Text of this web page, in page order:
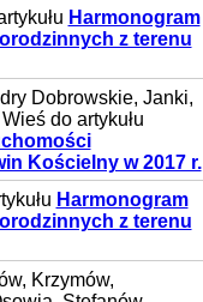
Harmonogram
z terenu
Dobrowskie, Janki,
do artykułu
Kościelny w 2017 r.
Harmonogram
z terenu
Krzymów,